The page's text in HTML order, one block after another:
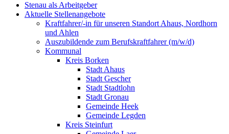
Stenau als Arbeitgeber
Aktuelle Stellenangebote
Kraftfahrer/-in für unseren Standort Ahaus, Nordhorn
und Ahlen
Auszubildende zum Berufskraftfahrer (m/w/d)
Kommunal
Kreis Borken
Stadt Ahaus
Stadt Gescher
Stadt Stadtlohn
Stadt Gronau
Gemeinde Heek
Gemeinde Legden
Kreis Steinfurt